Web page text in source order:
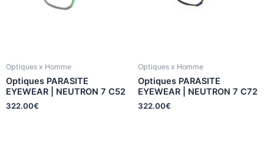
Optiques x Homme
Optiques PARASITE
EYEWEAR | NEUTRON 7 C52
322.00€
Optiques x Homme
Optiques PARASITE
EYEWEAR | NEUTRON 7 C72
322.00€